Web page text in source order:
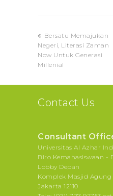
previous
post:
Bersatu Memajukan
Negeri, Literasi Zaman
Now Untuk Generasi
Millenial
Contact Us
Consultant
Universitas Al Azhar
Biro Kemahasiswaan -
Lobby Depan
Komplek Masjid Agung
Jakarta 12110